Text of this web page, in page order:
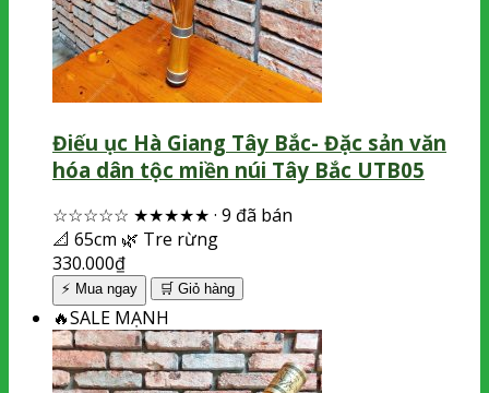
Điếu ục Hà Giang Tây Bắc- Đặc sản văn
hóa dân tộc miền núi Tây Bắc UTB05
☆☆☆☆☆ ★★★★★ · 9 đã bán
📐 65cm 🌿 Tre rừng
330.000₫
⚡ Mua ngay 🛒 Giỏ hàng
🔥SALE MẠNH